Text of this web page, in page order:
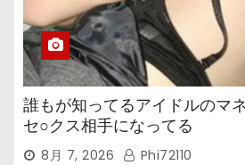
誰もが知ってるアイドルのマ
セ○クス相手になってる
8月 7, 2026 Phi72110